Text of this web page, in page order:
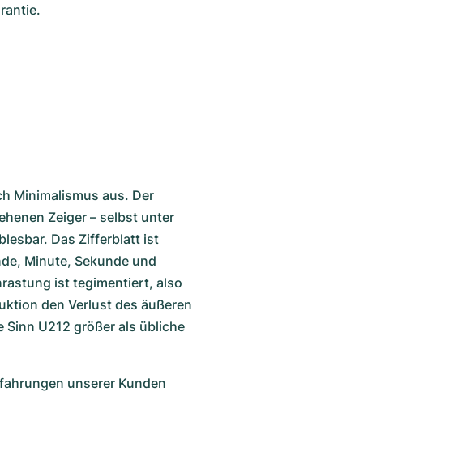
Minimalismus aus. Der
Zeiger – selbst unter
Das Zifferblatt ist
Minute, Sekunde und
ist tegimentiert, also
den Verlust des äußeren
U212 größer als übliche
unserer Kunden